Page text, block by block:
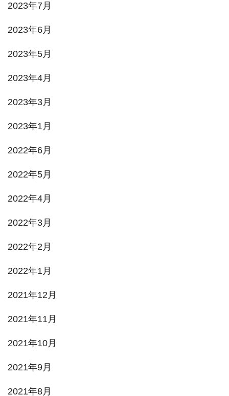
2023年7月
2023年6月
2023年5月
2023年4月
2023年3月
2023年1月
2022年6月
2022年5月
2022年4月
2022年3月
2022年2月
2022年1月
2021年12月
2021年11月
2021年10月
2021年9月
2021年8月